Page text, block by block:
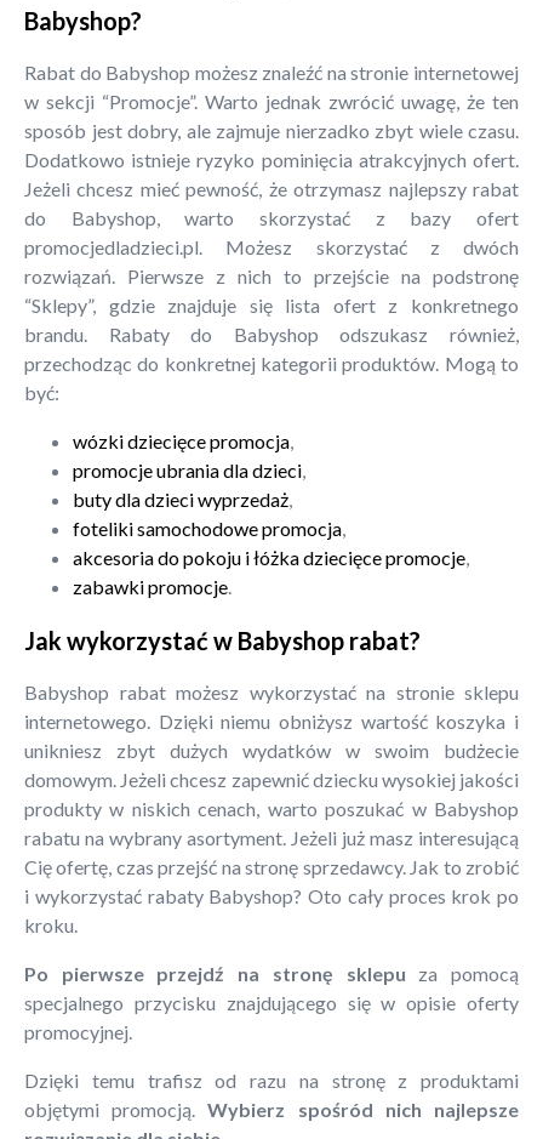
Babyshop?
Rabat do Babyshop możesz znaleźć na stronie internetowej
w sekcji “Promocje”. Warto jednak zwrócić uwagę, że ten
sposób jest dobry, ale zajmuje nierzadko zbyt wiele czasu.
Dodatkowo istnieje ryzyko pominięcia atrakcyjnych ofert.
Jeżeli chcesz mieć pewność, że otrzymasz najlepszy rabat
do Babyshop, warto skorzystać z bazy ofert
promocjedladzieci.pl. Możesz skorzystać z dwóch
rozwiązań. Pierwsze z nich to przejście na podstronę
“Sklepy”, gdzie znajduje się lista ofert z konkretnego
brandu. Rabaty do Babyshop odszukasz również,
przechodząc do konkretnej kategorii produktów. Mogą to
być:
wózki dziecięce promocja,
promocje ubrania dla dzieci,
buty dla dzieci wyprzedaż,
foteliki samochodowe promocja,
akcesoria do pokoju i łóżka dziecięce promocje,
zabawki promocje.
Jak wykorzystać w Babyshop rabat?
Babyshop rabat możesz wykorzystać na stronie sklepu
internetowego. Dzięki niemu obniżysz wartość koszyka i
unikniesz zbyt dużych wydatków w swoim budżecie
domowym. Jeżeli chcesz zapewnić dziecku wysokiej jakości
produkty w niskich cenach, warto poszukać w Babyshop
rabatu na wybrany asortyment. Jeżeli już masz interesującą
Cię ofertę, czas przejść na stronę sprzedawcy. Jak to zrobić
i wykorzystać rabaty Babyshop? Oto cały proces krok po
kroku.
Po pierwsze przejdź na stronę sklepu za pomocą
specjalnego przycisku znajdującego się w opisie oferty
promocyjnej.
Dzięki temu trafisz od razu na stronę z produktami
objętymi promocją.Wybierz spośród nich najlepsze